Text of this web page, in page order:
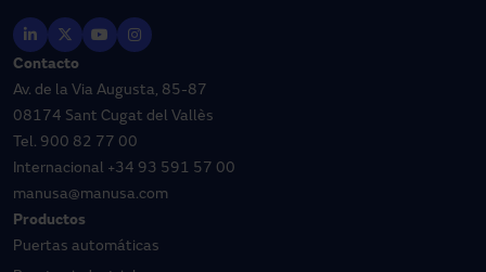
Contacto
Av. de la Via Augusta, 85-87
08174 Sant Cugat del Vallès
Tel. 900 82 77 00
Internacional +34 93 591 57 00
manusa@manusa.com
Productos
Puertas automáticas